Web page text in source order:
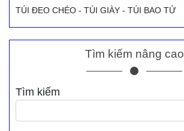
TÚI ĐEO CHÉO - TÚI GIÀY - TÚI BAO TỬ
Tìm kiếm nâng cao
Tìm kiếm